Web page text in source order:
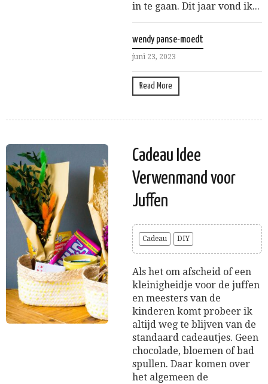
in te gaan. Dit jaar vond ik...
wendy panse-moedt
juni 23, 2023
Read More
Cadeau Idee
Verwenmand voor
Juffen
Cadeau DIY
Als het om afscheid of een
kleinigheidje voor de juffen
en meesters van de
kinderen komt probeer ik
altijd weg te blijven van de
standaard cadeautjes. Geen
chocolade, bloemen of bad
spullen. Daar komen over
het algemeen de